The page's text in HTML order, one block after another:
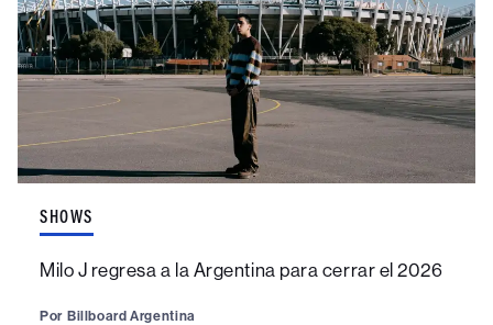
SHOWS
Milo J regresa a la Argentina para cerrar el 2026
Por Billboard Argentina